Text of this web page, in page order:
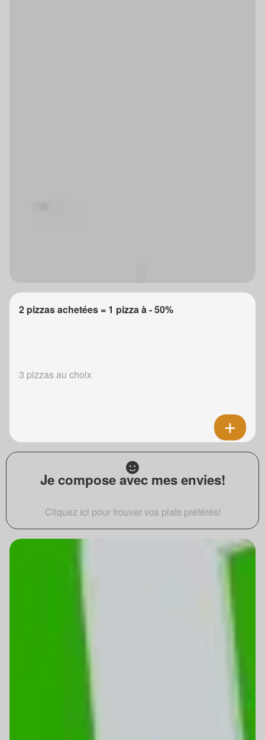
2 pizzas achetées = 1 pizza à - 50%
3 pizzas au choix
Je compose avec mes envies!
Cliquez ici pour trouver vos plats préférés!